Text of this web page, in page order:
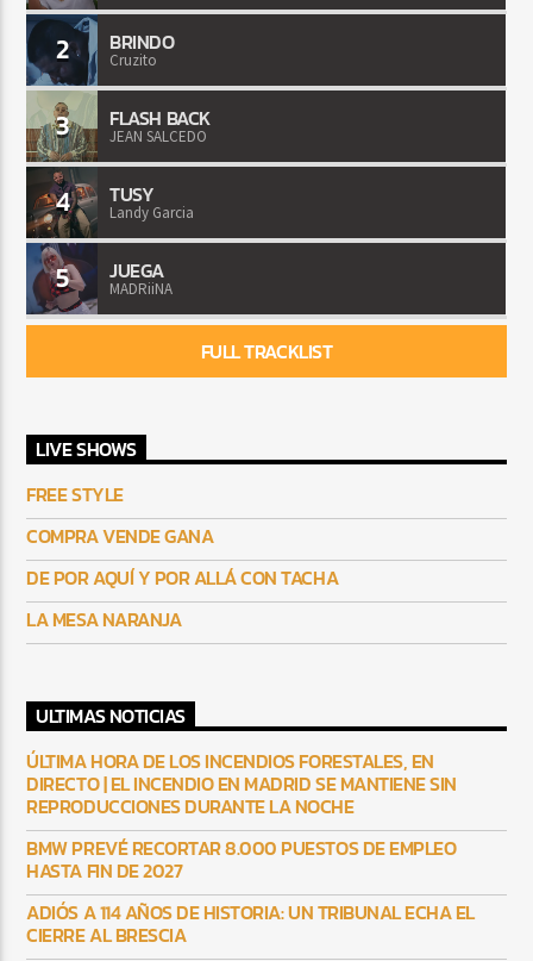
2 BRINDO
Cruzito
3 FLASH BACK
JEAN SALCEDO
4 TUSY
Landy Garcia
5 JUEGA
MADRiiNA
FULL TRACKLIST
LIVE SHOWS
FREE STYLE
COMPRA VENDE GANA
DE POR AQUÍ Y POR ALLÁ CON TACHA
LA MESA NARANJA
ULTIMAS NOTICIAS
ÚLTIMA HORA DE LOS INCENDIOS FORESTALES, EN
DIRECTO | EL INCENDIO EN MADRID SE MANTIENE SIN
REPRODUCCIONES DURANTE LA NOCHE
BMW PREVÉ RECORTAR 8.000 PUESTOS DE EMPLEO
HASTA FIN DE 2027
ADIÓS A 114 AÑOS DE HISTORIA: UN TRIBUNAL ECHA EL
CIERRE AL BRESCIA